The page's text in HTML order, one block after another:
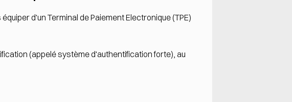
d'un Terminal de Paiement Electronique (TPE)
(appelé système d'authentification forte), au